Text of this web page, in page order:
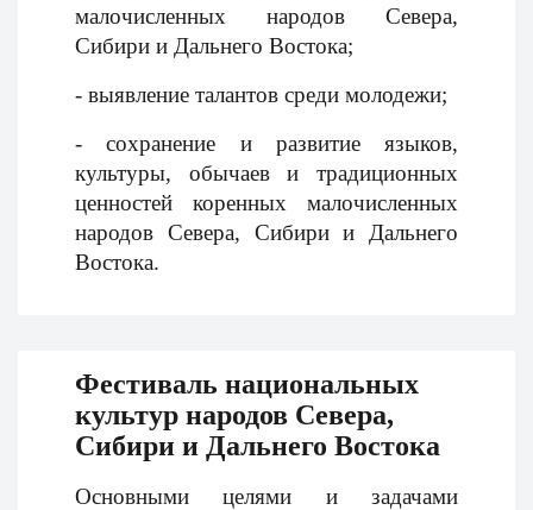
малочисленных народов Севера,
Сибири и Дальнего Востока;
- выявление талантов среди молодежи;
- сохранение и развитие языков,
культуры, обычаев и традиционных
ценностей коренных малочисленных
народов Севера, Сибири и Дальнего
Востока.
Фестиваль национальных
культур народов Севера,
Сибири и Дальнего Востока
Основными целями и задачами